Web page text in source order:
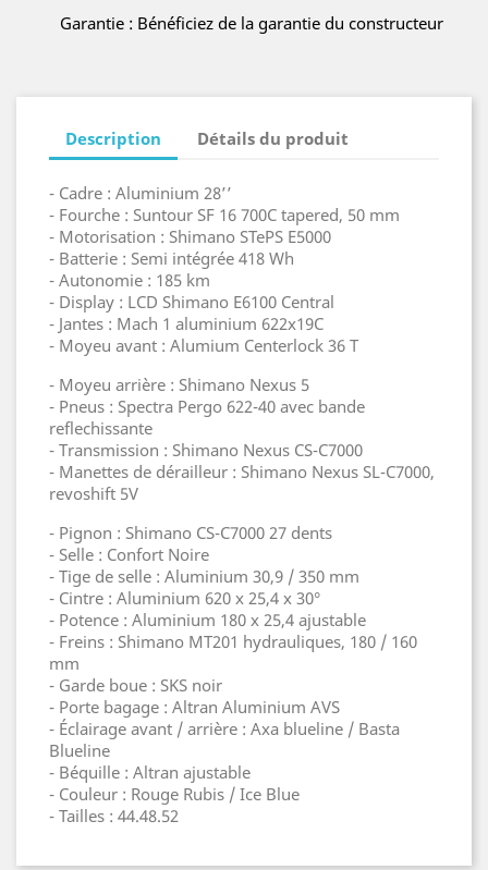
Garantie : Bénéficiez de la garantie du constructeur
Description Détails du produit
- Cadre : Aluminium 28’’
- Fourche : Suntour SF 16 700C tapered, 50 mm
- Motorisation : Shimano STePS E5000
- Batterie : Semi intégrée 418 Wh
- Autonomie : 185 km
- Display : LCD Shimano E6100 Central
- Jantes : Mach 1 aluminium 622x19C
- Moyeu avant : Alumium Centerlock 36 T
- Moyeu arrière : Shimano Nexus 5
- Pneus : Spectra Pergo 622-40 avec bande
reflechissante
- Transmission : Shimano Nexus CS-C7000
- Manettes de dérailleur : Shimano Nexus SL-C7000,
revoshift 5V
- Pignon : Shimano CS-C7000 27 dents
- Selle : Confort Noire
- Tige de selle : Aluminium 30,9 / 350 mm
- Cintre : Aluminium 620 x 25,4 x 30°
- Potence : Aluminium 180 x 25,4 ajustable
- Freins : Shimano MT201 hydrauliques, 180 / 160
mm
- Garde boue : SKS noir
- Porte bagage : Altran Aluminium AVS
- Éclairage avant / arrière : Axa blueline / Basta
Blueline
- Béquille : Altran ajustable
- Couleur : Rouge Rubis / Ice Blue
- Tailles : 44.48.52